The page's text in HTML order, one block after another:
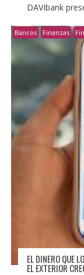
DAVIbank
Bancos Finanzas
EL DINERO QUE
EL EXTERIOR